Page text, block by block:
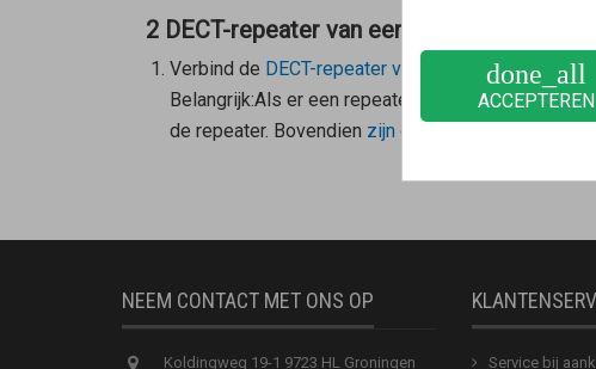
2 DECT-repeater van een andere fabrikant
Verbind de DECT-repeater van een andere fabrikant
Belangrijk:Als er een repeater van een andere
de repeater. Bovendien zijn op de FRITZ!Fon niet
NEEM CONTACT MET ONS OP
Koldingweg 19-1 9723 HL Groningen Service bij
done_all
ACCEPTEREN